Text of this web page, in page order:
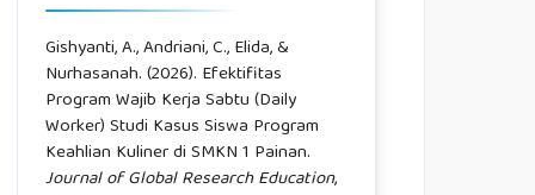
Gishyanti, A., Andriani, C., Elida, &
Nurhasanah. (2026). Efektifitas
Program Wajib Kerja Sabtu (Daily
Worker) Studi Kasus Siswa Program
Keahlian Kuliner di SMKN 1 Painan.
Journal of Global Research Education,